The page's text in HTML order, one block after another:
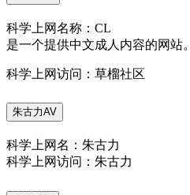
科学上网名称：CL
是一个提供中文成人内容的网站。
科学上网访问：草榴社区
朱古力AV
科学上网名：朱古力
科学上网访问：朱古力